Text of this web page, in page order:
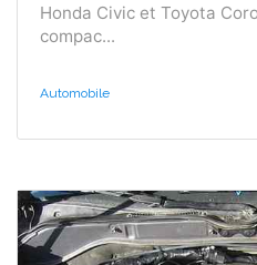
Honda Civic et Toyota
compac...
Automobile